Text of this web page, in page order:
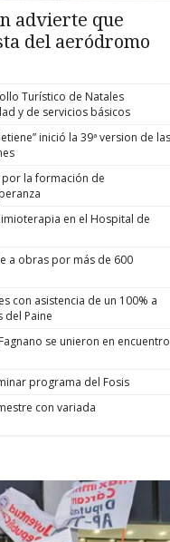
advierte que
del aeródromo
Turístico de Natales
y de servicios básicos
inició la 39ª version de las
por la formación de
en el Hospital de
a obras por más de 600
con asistencia de un 100% a
del Paine
se unieron en encuentro
programa del Fosis
con variada